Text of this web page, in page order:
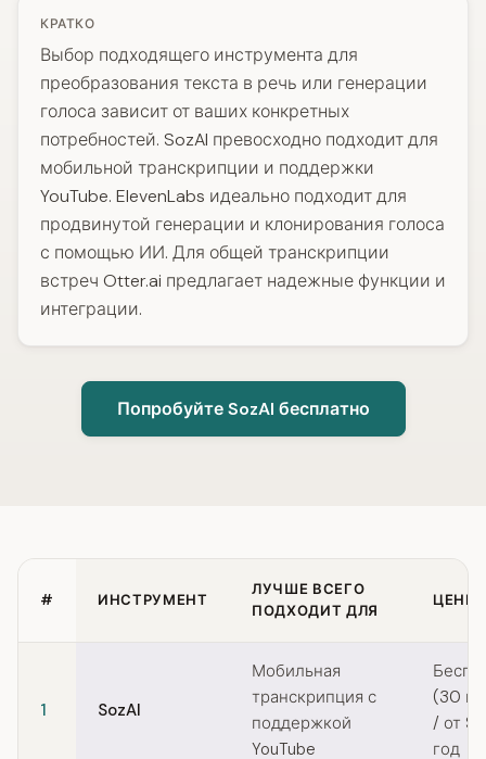
КРАТКО
Выбор подходящего инструмента для
преобразования текста в речь или генерации
голоса зависит от ваших конкретных
потребностей. SozAI превосходно подходит для
мобильной транскрипции и поддержки
YouTube. ElevenLabs идеально подходит для
продвинутой генерации и клонирования голоса
с помощью ИИ. Для общей транскрипции
встреч Otter.ai предлагает надежные функции и
интеграции.
Попробуйте SozAI бесплатно
# ИНСТРУМЕНТ
ЛУЧШЕ ВСЕГО
ПОДХОДИТ ДЛЯ
ЦЕНЫ
1 SozAI
Мобильная
транскрипция с
поддержкой
YouTube
(30
/ от
год